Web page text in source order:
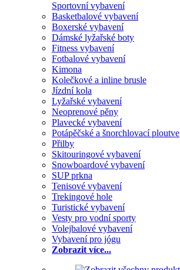
Sportovní vybavení
Basketbalové vybavení
Boxerské vybavení
Dámské lyžařské boty
Fitness vybavení
Fotbalové vybavení
Kimona
Kolečkové a inline brusle
Jízdní kola
Lyžařské vybavení
Neoprenové pěny
Plavecké vybavení
Potápěčské a šnorchlovací ploutve
Přilby
Skitouringové vybavení
Snowboardové vybavení
SUP prkna
Tenisové vybavení
Trekingové hole
Turistické vybavení
Vesty pro vodní sporty
Volejbalové vybavení
Vybavení pro jógu
Zobrazit více...